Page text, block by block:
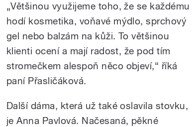
„Většinou využijeme toho, že se každému
hodí kosmetika, voňavé mýdlo, sprchový
gel nebo balzám na kůži. To většinou
klienti ocení a mají radost, že pod tím
stromečkem alespoň něco objeví,“ říká
paní Přasličáková.
Další dáma, která už také oslavila stovku,
je Anna Pavlová. Načesaná, pěkné